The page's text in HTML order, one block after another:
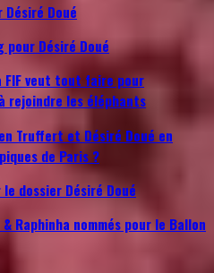
Désiré Doué
Désiré Doué
FIF veut tout faire pour
rejoindre les éléphants
Truffert et Désiré Doué en
de Paris ?
dossier Désiré Doué
Raphinha nommés pour le Ballon